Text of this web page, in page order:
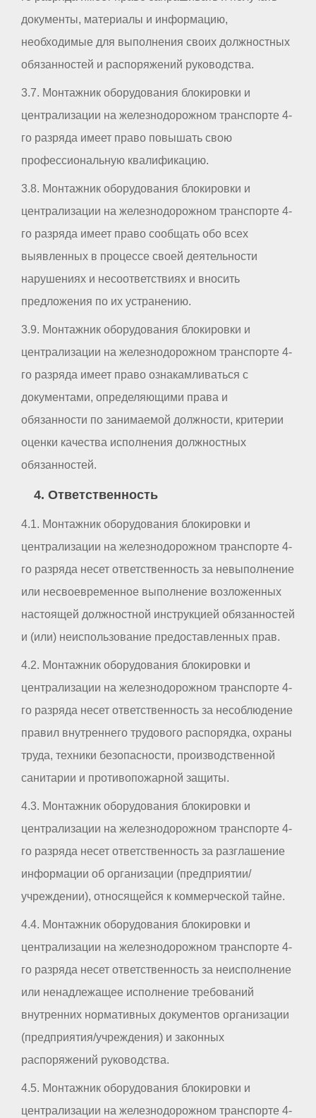
документы, материалы и информацию,
необходимые для выполнения своих должностных
обязанностей и распоряжений руководства.
3.7. Монтажник оборудования блокировки и
централизации на железнодорожном транспорте 4-
го разряда имеет право повышать свою
профессиональную квалификацию.
3.8. Монтажник оборудования блокировки и
централизации на железнодорожном транспорте 4-
го разряда имеет право сообщать обо всех
выявленных в процессе своей деятельности
нарушениях и несоответствиях и вносить
предложения по их устранению.
3.9. Монтажник оборудования блокировки и
централизации на железнодорожном транспорте 4-
го разряда имеет право ознакамливаться с
документами, определяющими права и
обязанности по занимаемой должности, критерии
оценки качества исполнения должностных
обязанностей.
4. Ответственность
4.1. Монтажник оборудования блокировки и
централизации на железнодорожном транспорте 4-
го разряда несет ответственность за невыполнение
или несвоевременное выполнение возложенных
настоящей должностной инструкцией обязанностей
и (или) неиспользование предоставленных прав.
4.2. Монтажник оборудования блокировки и
централизации на железнодорожном транспорте 4-
го разряда несет ответственность за несоблюдение
правил внутреннего трудового распорядка, охраны
труда, техники безопасности, производственной
санитарии и противопожарной защиты.
4.3. Монтажник оборудования блокировки и
централизации на железнодорожном транспорте 4-
го разряда несет ответственность за разглашение
информации об организации (предприятии/
учреждении), относящейся к коммерческой тайне.
4.4. Монтажник оборудования блокировки и
централизации на железнодорожном транспорте 4-
го разряда несет ответственность за неисполнение
или ненадлежащее исполнение требований
внутренних нормативных документов организации
(предприятия/учреждения) и законных
распоряжений руководства.
4.5. Монтажник оборудования блокировки и
централизации на железнодорожном транспорте 4-